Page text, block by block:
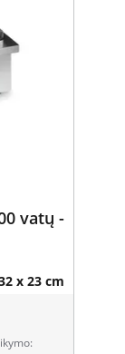
vatų -
x 23 cm